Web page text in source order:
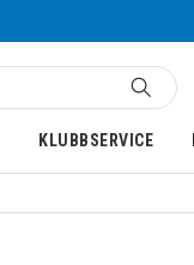
KLUBBSERVICE